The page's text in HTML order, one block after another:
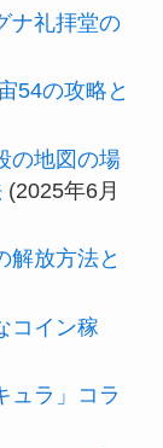
ナ礼拝堂の
54の攻略と
の地図の場
(2025年6月
解放方法と
コイン稼
ュラ」コラ